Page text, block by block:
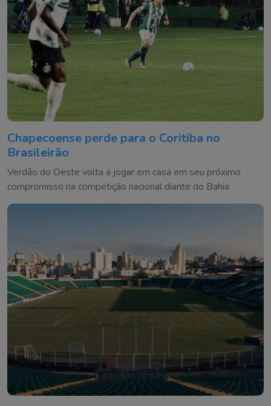
Chapecoense perde para o Coritiba no
Brasileirão
Verdão do Oeste volta a jogar em casa em seu próximo
compromisso na competição nacional diante do Bahia